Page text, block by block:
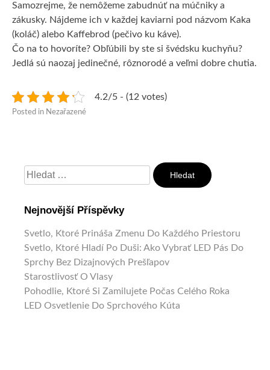
Samozrejme, že nemôžeme zabudnúť na múčniky a
zákusky. Nájdeme ich v každej kaviarni pod názvom Kaka
(koláč) alebo Kaffebrod (pečivo ku káve).
Čo na to hovoríte? Obľúbili by ste si švédsku kuchyňu?
Jedlá sú naozaj jedinečné, rôznorodé a veľmi dobre chutia.
4.2/5 - (12 votes)
Posted in Nezařazené
Vyhledávání
Nejnovější Příspěvky
Svetlo, Ktoré Prináša Zmenu Do Každého Priestoru
Svetlo, Ktoré Hladí Po Duši: Ako Vybrať LED Pás Do
Sprchy Bez Dizajnových Prešľapov
Starostlivosť O Vlasy
Pohodlie, Ktoré Si Zamilujete Počas Celého Roka
LED Osvetlenie Do Sprchového Kúta